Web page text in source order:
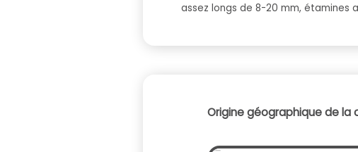
assez longs de 8-20 mm, étamines
Origine géographique de la